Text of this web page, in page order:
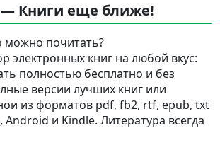
— Книги еще ближе!
можно почитать?
электронных книг на любой вкус:
полностью бесплатно и без
версии лучших книг или
из форматов pdf, fb2, rtf, epub, txt
Android и Kindle. Литература всегда